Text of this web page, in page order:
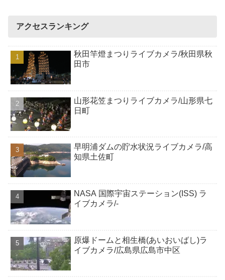
アクセスランキング
秋田竿燈まつりライブカメラ/秋田県秋
田市
山形花笠まつりライブカメラ/山形県七
日町
早明浦ダムの貯水状況ライブカメラ/高
知県土佐町
NASA 国際宇宙ステーション(ISS) ラ
イブカメラ/-
原爆ドームと相生橋(あいおいばし)ラ
イブカメラ/広島県広島市中区